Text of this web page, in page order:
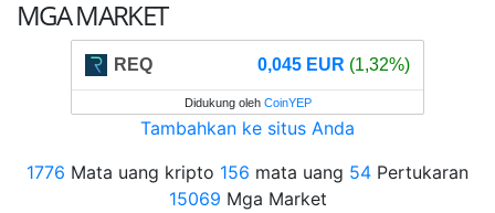
MGA MARKET
REQ 0,045 EUR (1,32%)
Didukung oleh CoinYEP
Tambahkan ke situs Anda
1776 Mata uang kripto 156 mata uang 54 Pertukaran
15069 Mga Market